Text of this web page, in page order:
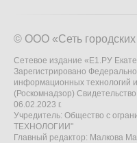
© ООО «Сеть городских
Сетевое издание «Е1.РУ
Зарегистрировано
информационных технологий
(Роскомнадзор)
06.02.2023 г.
Учредитель: Общество с
ТЕХНОЛОГИИ"
Главный редактор: Малкова